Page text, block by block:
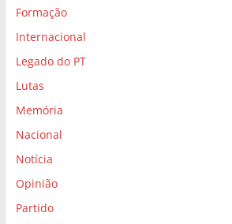
Formação
Internacional
Legado do PT
Lutas
Memória
Nacional
Notícia
Opinião
Partido